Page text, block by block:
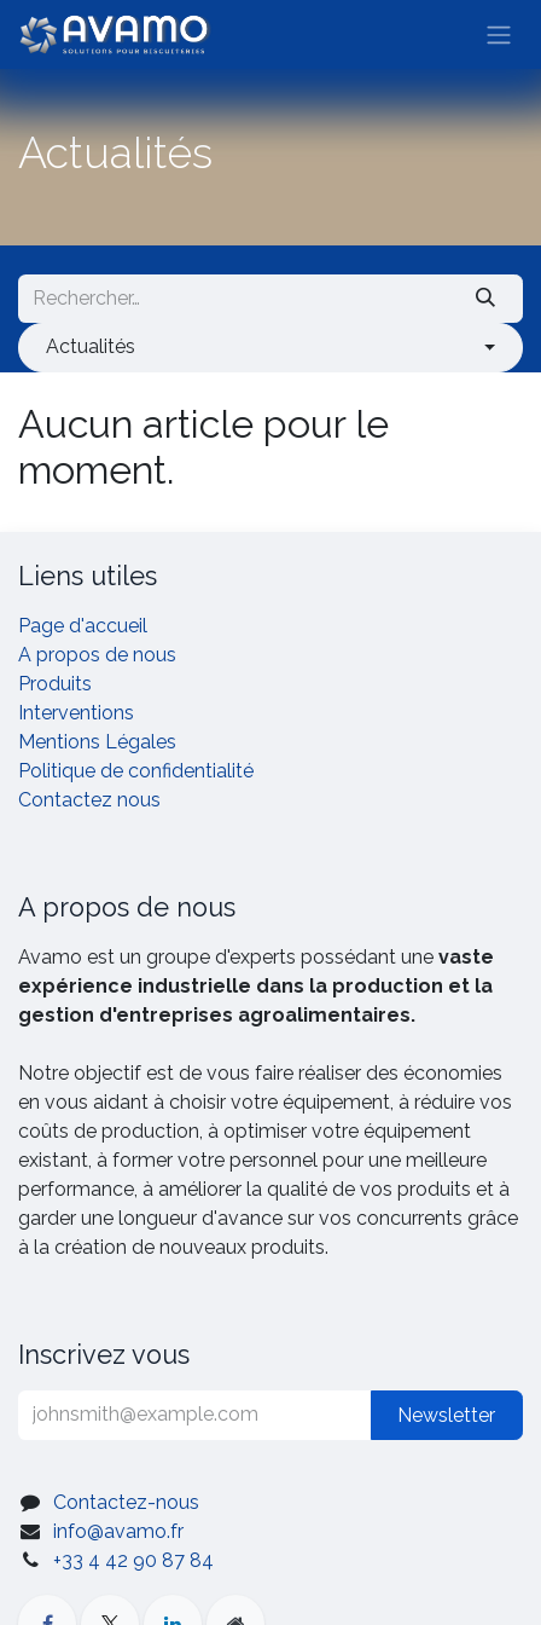
Se rendre au contenu
Actualités
Actualités
Aucun article pour le
moment.
Liens utiles
Page d'accueil
A propos de nous
Produits
Interventions
Mentions Légales
Politique de confidentialité
Contactez nous
A propos de nous
Avamo est un groupe d'experts possédant une vaste
expérience industrielle dans la production et la
gestion d'entreprises agroalimentaires.
Notre objectif est de vous faire réaliser des économies
en vous aidant à choisir votre équipement, à réduire vos
coûts de production, à optimiser votre équipement
existant, à former votre personnel pour une meilleure
performance, à améliorer la qualité de vos produits et à
garder une longueur d'avance sur vos concurrents grâce
à la création de nouveaux produits.
Inscrivez vous
Newsletter
Contactez-nous
info@avamo.fr
+33 4 42 90 87 84